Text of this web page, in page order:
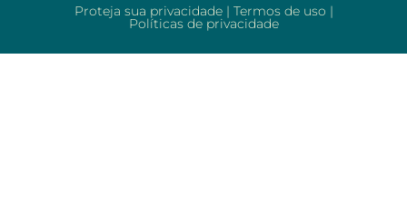
Proteja sua privacidade | Termos de uso |
Políticas de privacidade